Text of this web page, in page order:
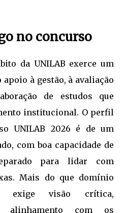
no concurso
da UNILAB exerce um
à gestão, à avaliação
de estudos que
institucional. O perfil
UNILAB 2026 é de um
com boa capacidade de
para lidar com
Mais do que domínio
exige visão crítica,
alinhamento com os